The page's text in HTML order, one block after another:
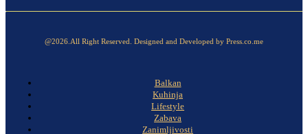
@2026.All Right Reserved. Designed and Developed by Press.co.me
Balkan
Kuhinja
Lifestyle
Zabava
Zanimljivosti